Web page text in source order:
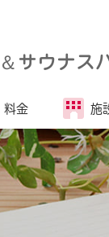
＆サウナス
料金 施